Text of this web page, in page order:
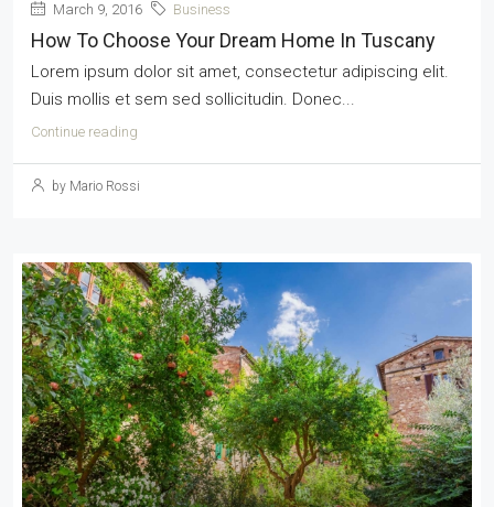
March 9, 2016 Business
How To Choose Your Dream Home In Tuscany
Lorem ipsum dolor sit amet, consectetur adipiscing elit.
Duis mollis et sem sed sollicitudin. Donec...
Continue reading
by Mario Rossi